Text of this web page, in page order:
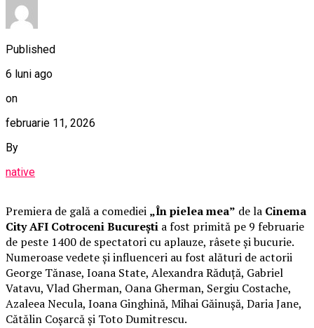
Published
6 luni ago
on
februarie 11, 2026
By
native
Premiera de gală a comediei „În pielea mea” de la Cinema
City AFI Cotroceni București a fost primită pe 9 februarie
de peste 1400 de spectatori cu aplauze, râsete și bucurie.
Numeroase vedete și influenceri au fost alături de actorii
George Tănase, Ioana State, Alexandra Răduță, Gabriel
Vatavu, Vlad Gherman, Oana Gherman, Sergiu Costache,
Azaleea Necula, Ioana Ginghină, Mihai Găinușă, Daria Jane,
Cătălin Coșarcă și Toto Dumitrescu.